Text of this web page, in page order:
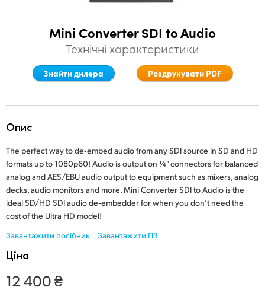
Denmark
India
Italy
Japan
Korea
Mini Converter SDI to Audio
Технічні характеристики
Знайти дилера Роздрукувати PDF
Опис
The perfect way to de‑embed audio from any SDI source in SD and HD
formats up to 1080p60! Audio is output on ¼" connectors for balanced
analog and AES/EBU audio output to equipment such as mixers, analog
decks, audio monitors and more. Mini Converter SDI to Audio is the
ideal SD/HD SDI audio de‑embedder for when you don’t need the
cost of the Ultra HD model!
Завантажити посібник
Завантажити ПЗ
Ціна
12 400 ₴